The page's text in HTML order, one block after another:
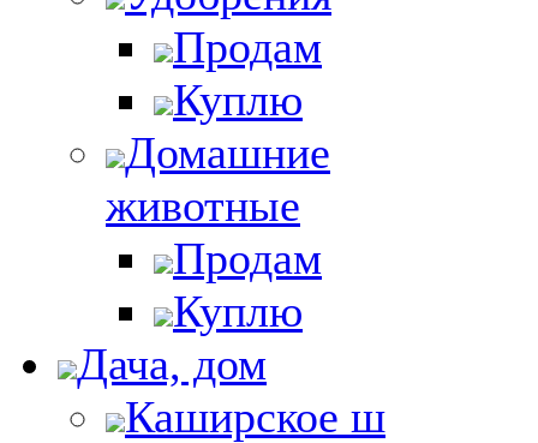
Продам
Куплю
Домашние
животные
Продам
Куплю
Дача, дом
Каширское ш